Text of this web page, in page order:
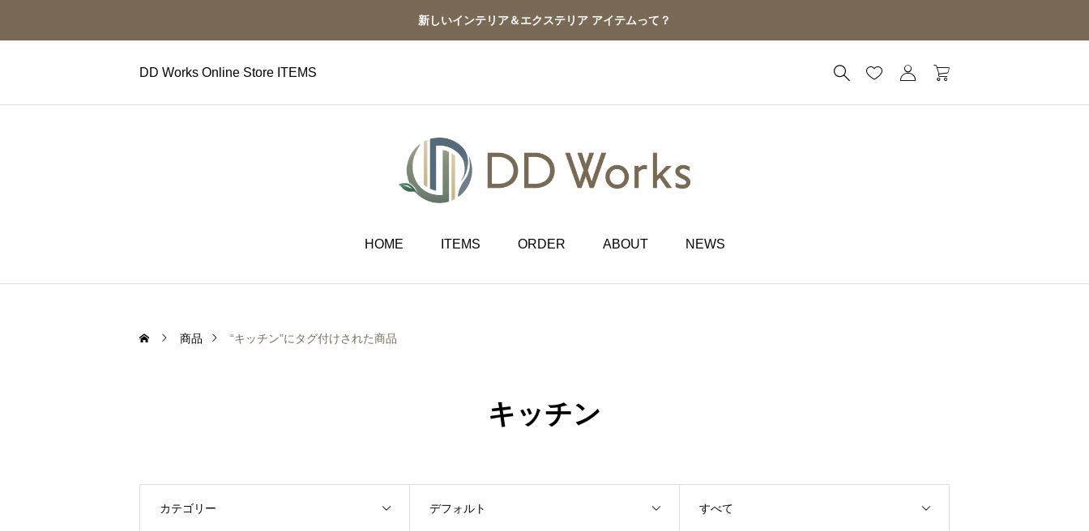
新しいインテリア＆エクステリア アイテムって？
DD Works Online Store ITEMS
HOME ITEMS ORDER ABOUT NEWS
商品 “キッチン”にタグ付けされた商品
キッチン
カテゴリー デフォルト すべて